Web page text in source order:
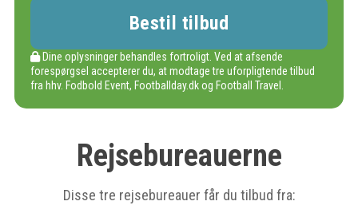
Dine oplysninger behandles fortroligt. Ved at afsende
forespørgsel accepterer du, at modtage tre uforpligtende tilbud
fra hhv. Fodbold Event, Footballday.dk og Football Travel.
Rejsebureauerne
Disse tre rejsebureauer får du tilbud fra: